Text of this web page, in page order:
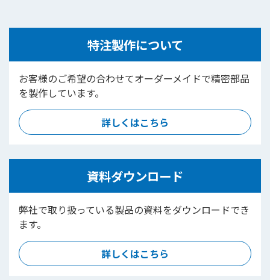
特注製作について
お客様のご希望の合わせてオーダーメイドで精密部品
を製作しています。
詳しくはこちら
資料ダウンロード
弊社で取り扱っている製品の資料をダウンロードでき
ます。
詳しくはこちら